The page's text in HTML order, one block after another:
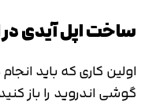
ساخت اپل آیدی در
اولین کاری که باید
گوشی اندروید را باز